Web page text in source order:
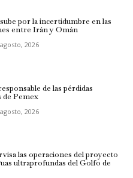
por la incertidumbre en las
entre Irán y Omán
2026
de las pérdidas
de Pemex
2026
las operaciones del proyecto
ultraprofundas del Golfo de